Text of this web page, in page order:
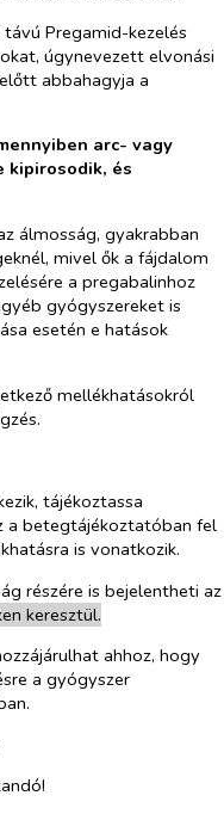
Pregamid-kezelés
úgynevezett elvonási
abbahagyja a
arc- vagy
kipirosodik, és
álmosság, gyakrabban
mivel ők a fájdalom
a pregabalinhoz
gyógyszereket is
esetén e hatások
mellékhatásokról
tájékoztassa
a betegtájékoztatóban fel
is vonatkozik.
részére is bejelentheti az
keresztül.
ahhoz, hogy
a gyógyszer